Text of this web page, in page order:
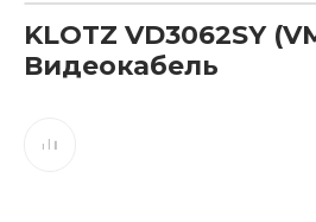
KLOTZ VD3062SY
Видеокабель